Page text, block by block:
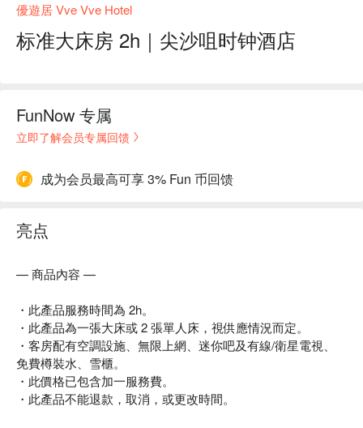
優遊居 Vve Vve Hotel
标准大床房 2h｜尖沙咀时钟酒店
FunNow 专属
立即了解会员专属回馈
成为会员最高可享 3% Fun 币回馈
亮点
— 商品內容 —
・此產品服務時間為 2h。
・此產品為一張大床或 2 張單人床，視供應情況而定。
・客房配有空調設施、無限上網、迷你吧及有線/衛星電視、
免費樽裝水、雪櫃。
・此價格已包含加一服務費。
・此產品不能退款，取消，或更改時間。